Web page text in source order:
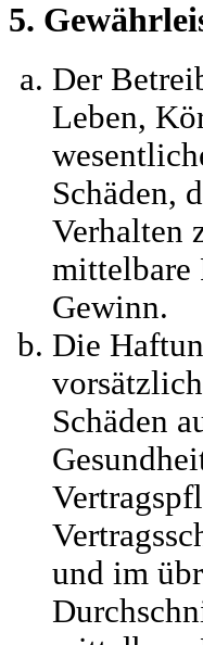
5.
Der
Leben,
Schäden,
Verhalten
mittelbare
Gewinn.
Die
Schäden
und im